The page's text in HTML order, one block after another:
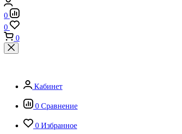
0
0
0
Кабинет
0 Сравнение
0 Избранное